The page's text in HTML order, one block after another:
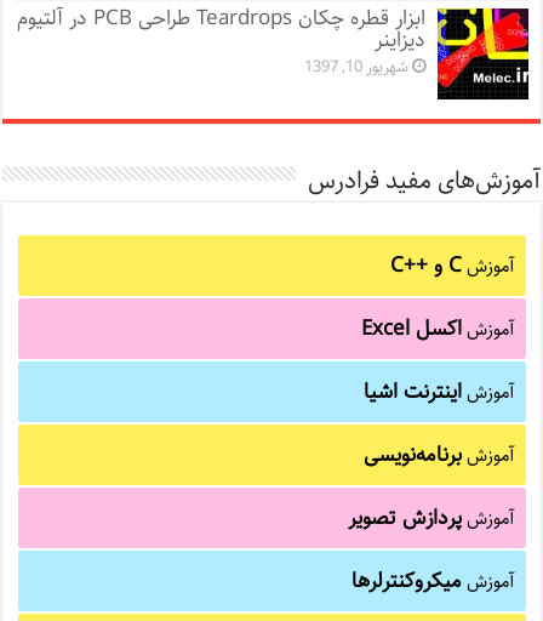
ابزار قطره چکان Teardrops طراحی PCB در آلتیوم
دیزاینر
شهریور 10, 1397
آموزش‌های مفید فرادرس
آموزشC و C++‎
آموزشاکسل Excel
آموزشاینترنت اشیا
آموزشبرنامه‌نویسی
آموزشپردازش تصویر
آموزشمیکروکنترلرها